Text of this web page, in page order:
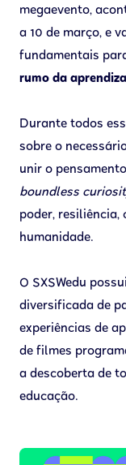
megaevento,
a 10 de março, e
fundamentais
rumo da
Durante todos
sobre o
unir o
boundless
poder, resiliência,
humanidade.
O SXSWedu
diversificada de
experiências de
de filmes
a descoberta de
educação.